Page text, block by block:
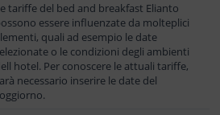
tariffe del bed and breakfast Elianto
essere influenzate da molteplici
quali ad esempio le date
o le condizioni degli ambienti
hotel. Per conoscere le attuali tariffe,
necessario inserire le date del